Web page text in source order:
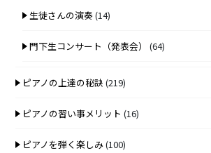
生徒さんの演奏(14)
門下生コンサート（発表会） (64)
ピアノの上達の秘訣 (219)
ピアノの習い事メリット (16)
ピアノを弾く楽しみ(100)